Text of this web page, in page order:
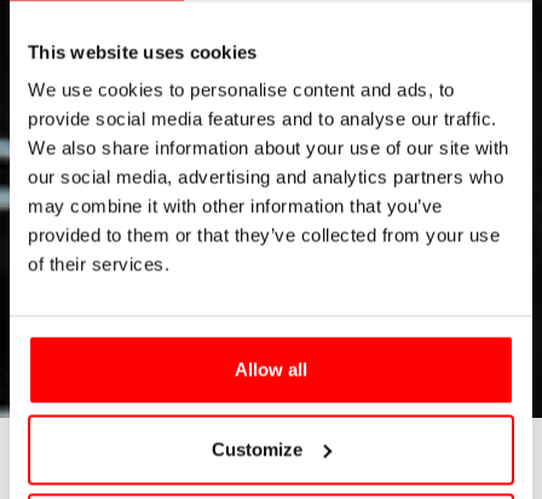
This website uses cookies
We use cookies to personalise content and ads, to
provide social media features and to analyse our traffic.
We also share information about your use of our site with
our social media, advertising and analytics partners who
may combine it with other information that you’ve
provided to them or that they’ve collected from your use
of their services.
Allow all
Customize